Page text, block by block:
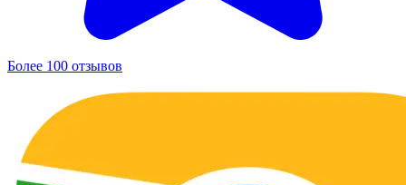
Более 100 отзывов